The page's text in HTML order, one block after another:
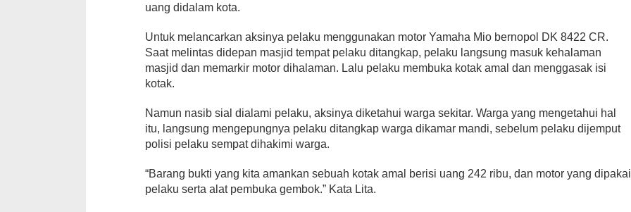
uang didalam kota.
Untuk melancarkan aksinya pelaku menggunakan motor Yamaha Mio bernopol DK 8422 CR.
Saat melintas didepan masjid tempat pelaku ditangkap, pelaku langsung masuk kehalaman
masjid dan memarkir motor dihalaman. Lalu pelaku membuka kotak amal dan menggasak isi
kotak.
Namun nasib sial dialami pelaku, aksinya diketahui warga sekitar. Warga yang mengetahui hal
itu, langsung mengepungnya pelaku ditangkap warga dikamar mandi, sebelum pelaku dijemput
polisi pelaku sempat dihakimi warga.
“Barang bukti yang kita amankan sebuah kotak amal berisi uang 242 ribu, dan motor yang dipakai
pelaku serta alat pembuka gembok.” Kata Lita.